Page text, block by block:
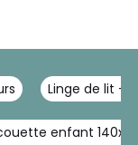
Linge de lit -
enfant